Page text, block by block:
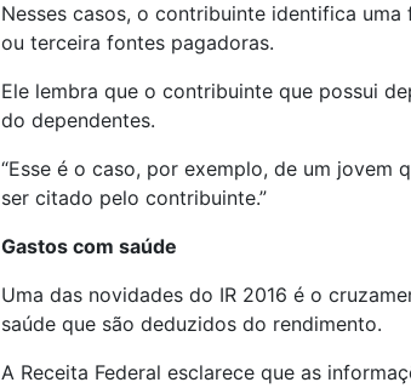
Nesses casos, o contribuinte identifica
ou terceira fontes pagadoras.
Ele lembra que o contribuinte que possui
do dependentes.
“Esse é o caso, por exemplo, de um jovem
ser citado pelo contribuinte.”
Gastos com saúde
Uma das novidades do IR 2016 é o
saúde que são deduzidos do rendimento.
A Receita Federal esclarece que as